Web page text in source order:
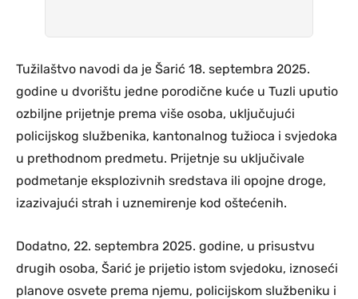
Tužilaštvo navodi da je Šarić 18. septembra 2025.
godine u dvorištu jedne porodične kuće u Tuzli uputio
ozbiljne prijetnje prema više osoba, uključujući
policijskog službenika, kantonalnog tužioca i svjedoka
u prethodnom predmetu. Prijetnje su uključivale
podmetanje eksplozivnih sredstava ili opojne droge,
izazivajući strah i uznemirenje kod oštećenih.
Dodatno, 22. septembra 2025. godine, u prisustvu
drugih osoba, Šarić je prijetio istom svjedoku, iznoseći
planove osvete prema njemu, policijskom službeniku i